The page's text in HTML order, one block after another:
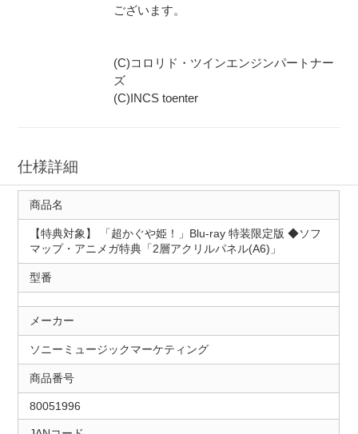
ございます。
(C)コロリド・ツインエンジンパートナー
ズ
(C)INCS toenter
仕様詳細
商品名
【特典対象】 「超かぐや姫！」Blu-ray 特装限定版 ◆ソフ
マップ・アニメガ特典「2層アクリルパネル(A6)」
型番
メーカー
ソニーミュージックマーケティング
商品番号
80051996